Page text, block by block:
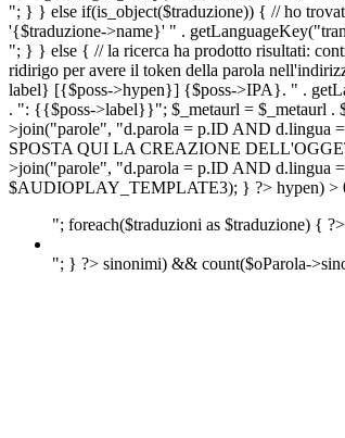
"; } } else if(is_object($traduzione)) { // ho
'{$traduzione->name}' " .
"; } } else { // la ricerca ha prodotto risultati:
ridirigo per avere il token della parola
label} [{$poss->hypen}] {$poss->IPA}. " .
. ": {{$poss->label}}"; $_metaurl = $_metaurl .
>join("parole", "d.parola = p.ID AND d.lingua
SPOSTA QUI LA CREAZIONE
>join("parole", "d.parola = p.ID AND d.lingua
$AUDIOPLAY_TEMPLATE3); } ?> hypen) >
"; foreach($traduzioni as $traduzione) { ?>
"; } ?> sinonimi) && count($oParola-